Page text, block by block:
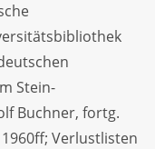
Stein-
Buchner, fortg.
Verlustlisten